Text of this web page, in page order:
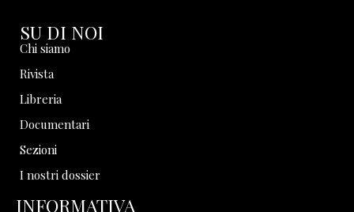
SU DI NOI
Chi siamo
Rivista
Libreria
Documentari
Sezioni
I nostri dossier
INFORMATIVA